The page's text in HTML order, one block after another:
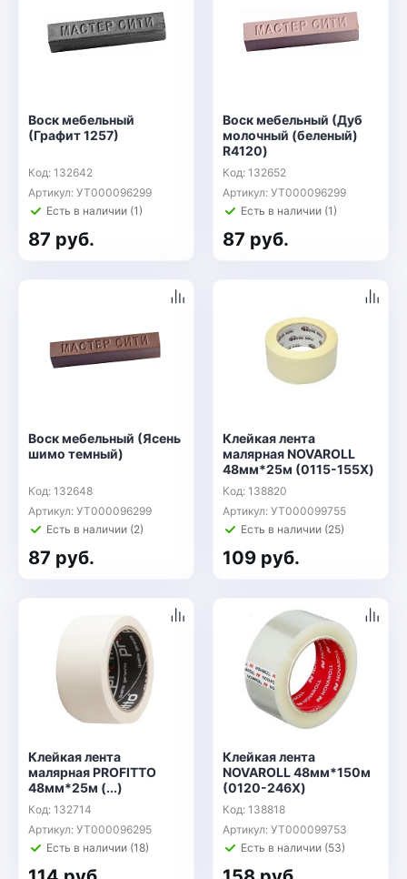
Воск мебельный
(Графит 1257)
Код: 132642
Артикул: УТ000096299
Есть в наличии (1)
87 руб.
Воск мебельный (Дуб
молочный (беленый)
R4120)
Код: 132652
Артикул: УТ000096299
Есть в наличии (1)
87 руб.
Воск мебельный (Ясень
шимо темный)
Код: 132648
Артикул: УТ000096299
Есть в наличии (2)
87 руб.
Клейкая лента
малярная NOVAROLL
48мм*25м (0115-155X)
Код: 138820
Артикул: УТ000099755
Есть в наличии (25)
109 руб.
Клейкая лента
малярная PROFITTO
48мм*25м (...)
Код: 132714
Артикул: УТ000096295
Есть в наличии (18)
Клейкая лента
NOVAROLL 48мм*150м
(0120-246X)
Код: 138818
Артикул: УТ000099753
Есть в наличии (53)